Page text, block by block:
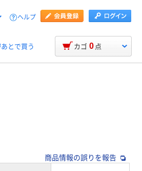
ヘルプ
あとで買う カゴ 0 点
商品情報の誤りを報告